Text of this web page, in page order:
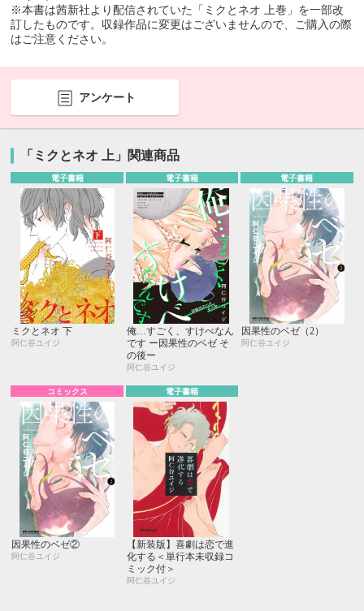
※本書は茜新社より配信されていた「ミクとネオ 上巻」を一部改
訂したものです。収録作品に変更はございませんので、ご購入の際
はご注意ください。
アンケート
「ミクとネオ 上」関連商品
電子書籍
ミクとネオ 下
阿仁谷ユイジ
電子書籍
俺…すごく、すけべなん
です ー因果性のベゼ そ
の後ー
阿仁谷ユイジ
電子書籍
因果性のベゼ（2）
阿仁谷ユイジ
コミックス
因果性のベゼ②
阿仁谷ユイジ
電子書籍
【新装版】喜劇は恋で進
化する＜単行本未収録コ
ミック付＞
阿仁谷ユイジ